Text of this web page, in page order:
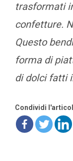
trasformati
confetture.
Questo
forma di
di dolci fatti
Condividi